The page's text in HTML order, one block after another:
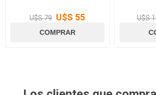
U$S 79 U$S 55 U$S